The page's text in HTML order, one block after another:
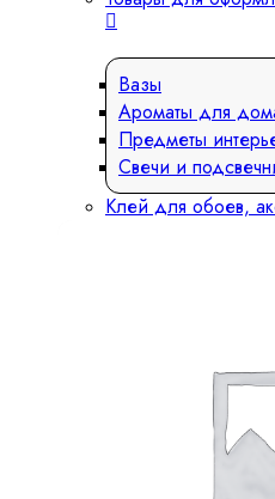
Вазы
Ароматы для
Предметы
Свечи и
Клей для обоев,